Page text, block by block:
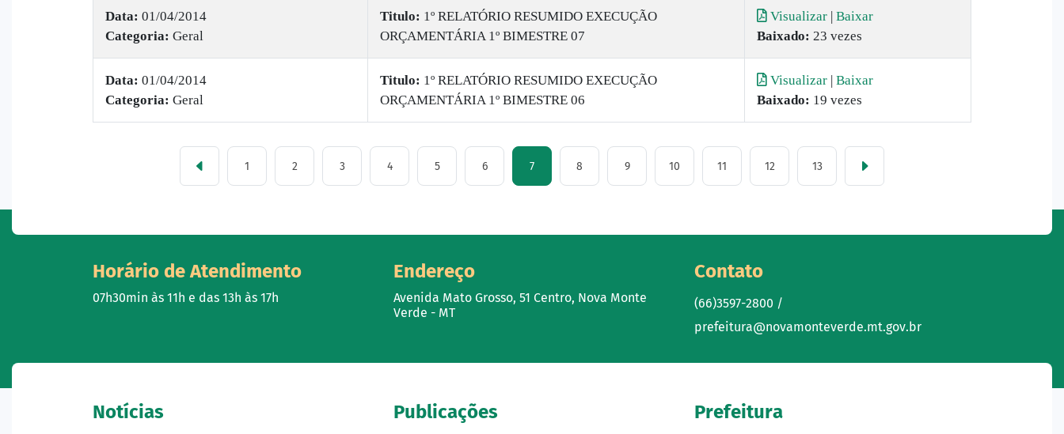
Data: 01/04/2014
Categoria: Geral
Titulo: 1º RELATÓRIO RESUMIDO EXECUÇÃO
ORÇAMENTÁRIA 1º BIMESTRE 07
Visualizar | Baixar
Baixado: 23 vezes
Data: 01/04/2014
Categoria: Geral
Titulo: 1º RELATÓRIO RESUMIDO EXECUÇÃO
ORÇAMENTÁRIA 1º BIMESTRE 06
Visualizar | Baixar
Baixado: 19 vezes
1 2 3 4 5 6 7 8 9 10 11 12 13
Horário de Atendimento
07h30min às 11h e das 13h às 17h
Endereço
Avenida Mato Grosso, 51 Centro, Nova Monte
Verde - MT
Contato
(66)3597-2800 /
prefeitura@novamonteverde.mt.gov.br
Notícias
Publicações Prefeitura